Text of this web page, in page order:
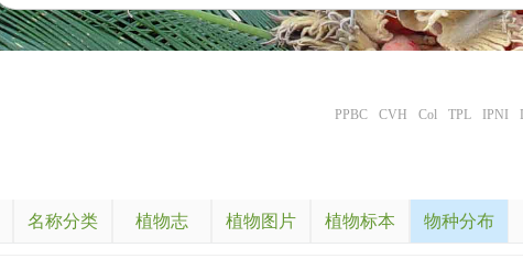
PPBC CVH Col TPL IPNI
名称分类 植物志 植物图片 植物标本 物种分布